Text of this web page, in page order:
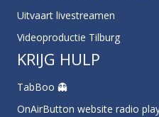
Uitvaart livestreamen
Videoproductie Tilburg
KRIJG HULP
TabBoo 👻
OnAirButton website radio